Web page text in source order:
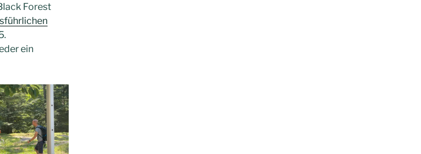
Forest
ein